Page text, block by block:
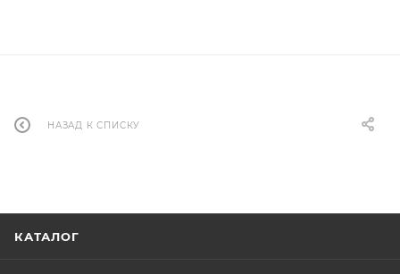
НАЗАД К СПИСКУ
КАТАЛОГ